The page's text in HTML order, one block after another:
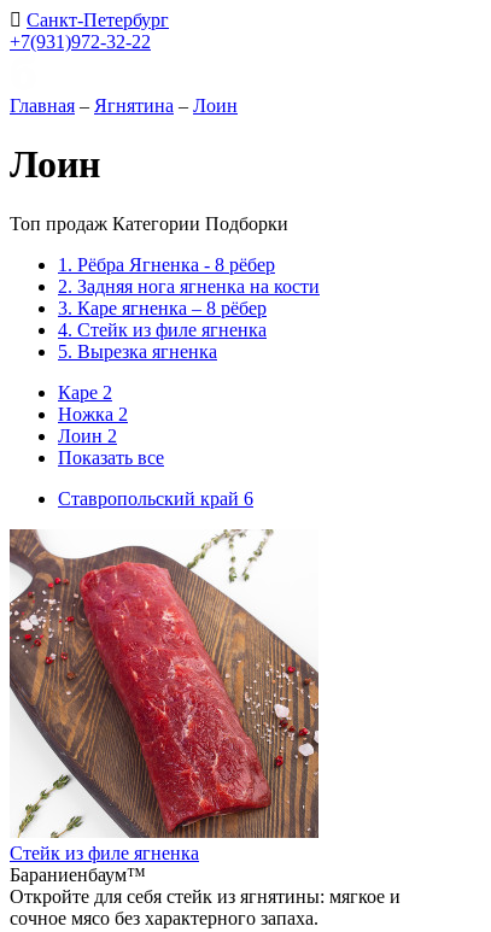
Санкт-Петербург
+7(931)972-32-22
Главная – Ягнятина – Лоин
Лоин
Топ продаж Категории Подборки
1. Рёбра Ягненка - 8 рёбер
2. Задняя нога ягненка на кости
3. Каре ягненка – 8 рёбер
4. Стейк из филе ягненка
5. Вырезка ягненка
Каре 2
Ножка 2
Лоин 2
Показать все
Ставропольский край 6
Стейк из филе ягненка
Бараниенбаум™
Откройте для себя стейк из ягнятины: мягкое и
сочное мясо без характерного запаха.